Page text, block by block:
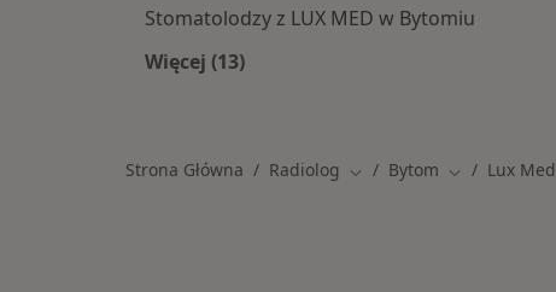
Stomatolodzy z LUX MED w Bytomiu
Więcej (13)
Strona Główna Radiolog Zmień miasto
Bytom Zmień miasto
Lux Med